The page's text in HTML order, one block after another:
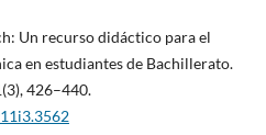
Un recurso didáctico para el
en estudiantes de Bachillerato.
426–440.